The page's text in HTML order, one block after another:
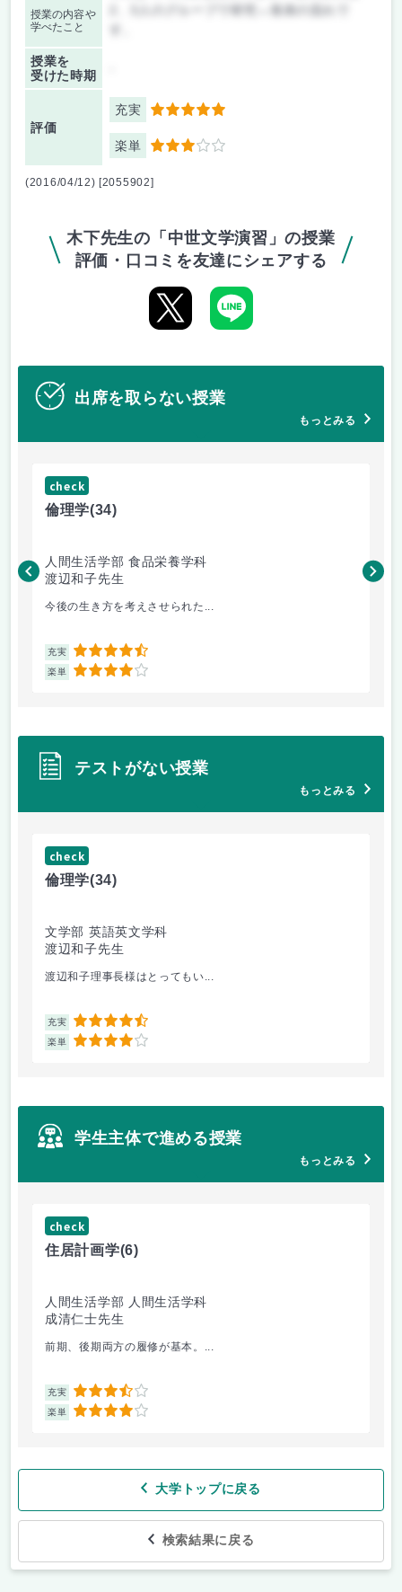
授業の内容や
学べたこと
授業を
受けた時期
評価
充実 5
楽単 3
(2016/04/12) [2055902]
木下先生の「中世文学演習」の授業
評価・口コミを友達にシェアする
出席を取らない授業
もっとみる
check
倫理学(34)
人間生活学部 食品栄養学科
渡辺和子先生
今後の生き方を考えさせられた...
充実 4.5
楽単 4
保
テストがない授業
もっとみる
check
倫理学(34)
文学部 英語英文学科
渡辺和子先生
渡辺和子理事長様はとってもい...
充実 4.5
楽単 4
学生主体で進める授業
もっとみる
check
住居計画学(6)
人間生活学部 人間生活学科
成清仁士先生
前期、後期両方の履修が基本。...
充実 3.5
楽単 4
大学トップに戻る
検索結果に戻る